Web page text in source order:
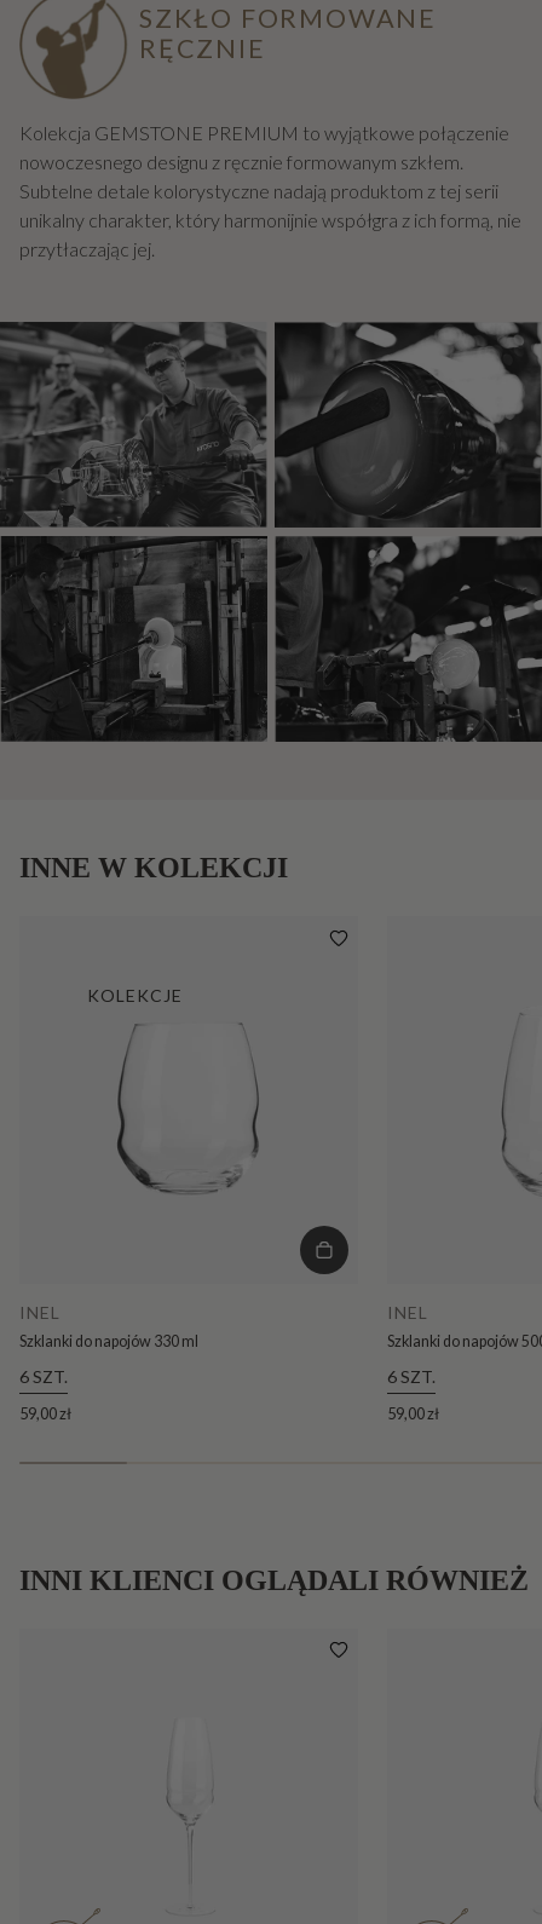
KOLEKCJE
SZKŁO FORMOWANE
RĘCZNIE
Kolekcja GEMSTONE PREMIUM to wyjątkowe połączenie
nowoczesnego designu z ręcznie formowanym szkłem.
Subtelne detale kolorystyczne nadają produktom z tej serii
unikalny charakter, który harmonijnie współgra z ich formą, nie
przytłaczając jej.
INNE W KOLEKCJI
INEL
Szklanki do napojów 330 ml
6 SZT.
59,00 zł
INEL
Szklanki do napojów
6 SZT.
59,00 zł
INNI KLIENCI OGLĄDALI RÓWNIEŻ